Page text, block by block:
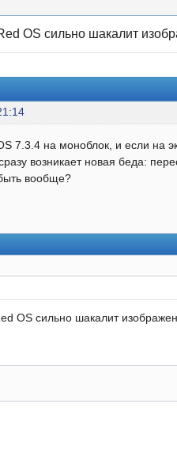
OS сильно шакалит
7.3.4 на моноблок, и если на
возникает новая беда:
вообще?
OS сильно шакалит